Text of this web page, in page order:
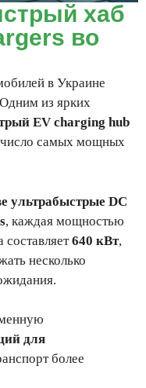
хаб
во
в Украине
из ярких
EV charging hub
число самых мощных
ультрабыстрые DC
, каждая мощностью
640 кВт,
несколько
для
более